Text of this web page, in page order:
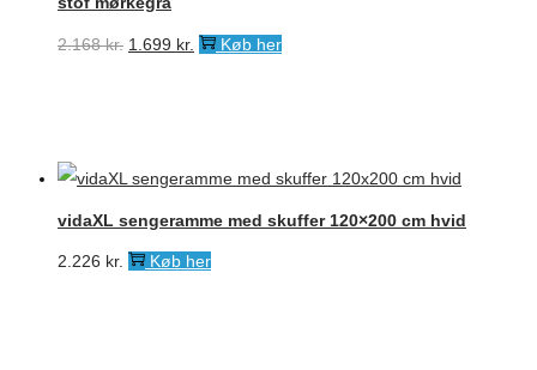
2.168kr. Den
2.168 kr..
1.699 kr. Den
1.699 kr..
Køb her
vidaXL sengeramme med skuffer 120×200 cm hvid
2.226 kr. Køb her